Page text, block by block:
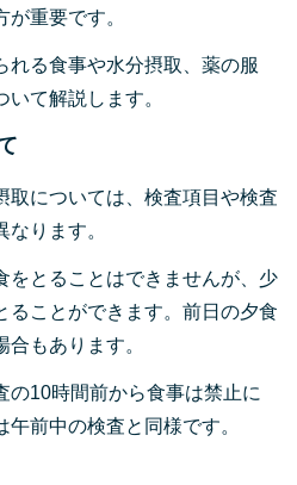
重要です。
れる食事や水分摂取、薬の服
て解説します。
取については、検査項目や検査
ります。
をとることはできませんが、少
ることができます。前日の夕食
もあります。
の10時間前から食事は禁止に
前中の検査と同様です。